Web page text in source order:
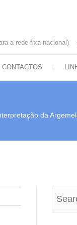
Regional
Zêzere
a rede fixa nacional)
CONTACTOS
da